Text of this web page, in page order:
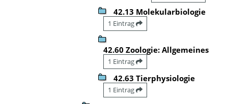
42.13 Molekularbiologie
1 Eintrag
42.60 Zoologie: Allgemeines
1 Eintrag
42.63 Tierphysiologie
1 Eintrag